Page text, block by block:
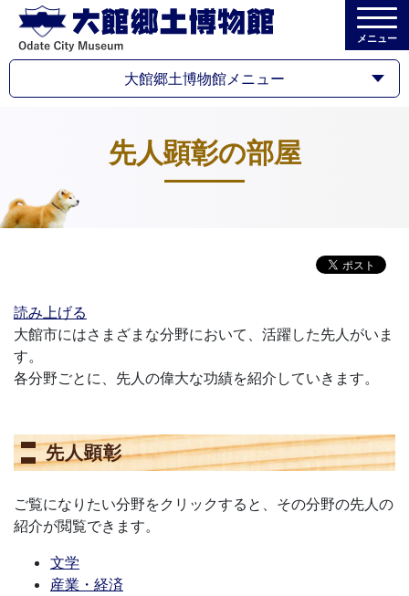
メニュー
大館郷土博物館メニュー
先人顕彰の部屋
読み上げる
大館市にはさまざまな分野において、活躍した先人がいま
す。
各分野ごとに、先人の偉大な功績を紹介していきます。
先人顕彰
ご覧になりたい分野をクリックすると、その分野の先人の
紹介が閲覧できます。
文学
産業・経済